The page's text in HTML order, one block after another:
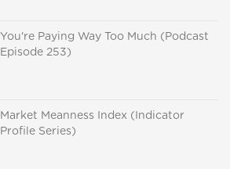
You're Paying Way Too Much (Podcast
Episode 253)
Market Meanness Index (Indicator
Profile Series)